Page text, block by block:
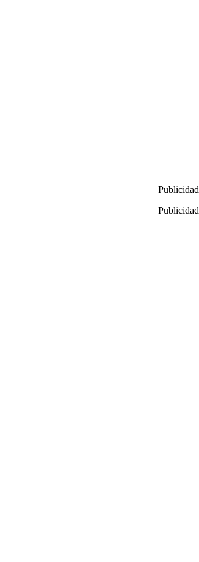
Publicidad
Publicidad